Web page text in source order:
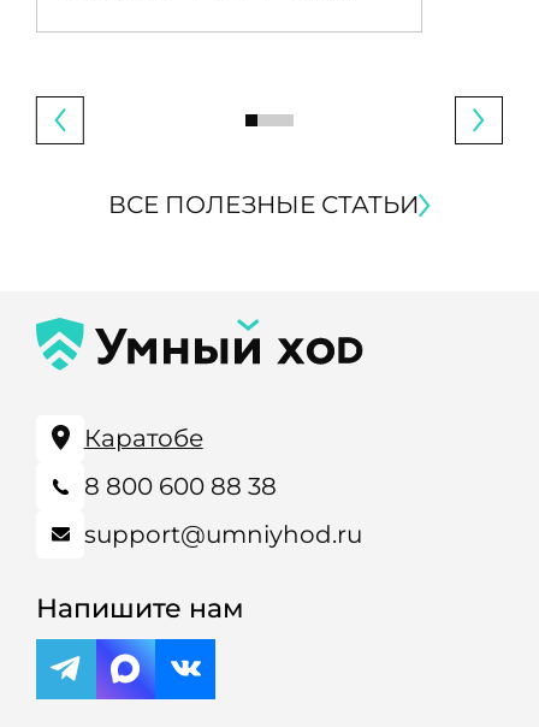
ВСЕ ПОЛЕЗНЫЕ СТАТЬИ
Каратобе
8 800 600 88 38
support@umniyhod.ru
Напишите нам